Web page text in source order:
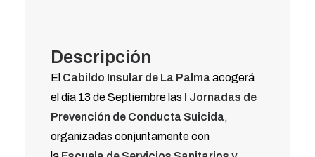
Descripción
El Cabildo Insular de La Palmaacogerá
el día 13 de Septiembre las I Jornadas de
Prevención de Conducta Suicida,
organizadas conjuntamente con